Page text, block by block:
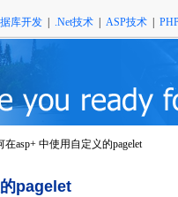
库开发 .Net技术 ASP技术
在asp+ 中使用自定义的pagelet
pagelet